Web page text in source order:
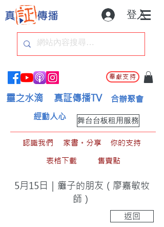
登入
奉獻支持
靈之水滴 真証傳播TV 合辦聚會
舞台台板租用服務
經動人心
認識我們 家書。分享
你的支持
表格下載
售賣點
5月15日｜癱子的朋友（廖嘉敏牧
師）
返回